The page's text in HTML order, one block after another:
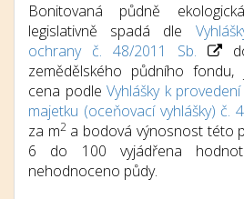
Bonitovaná půdně
legislativně spadá dle
ochrany č. 48/2011 Sb.
zemědělského půdního fondu,
cena podleVyhlášky k
majetku (oceňovací vyhlášky) č.
za m2a bodová výnosnost této
6 do 100 vyjádřena
nehodnoceno půdy.